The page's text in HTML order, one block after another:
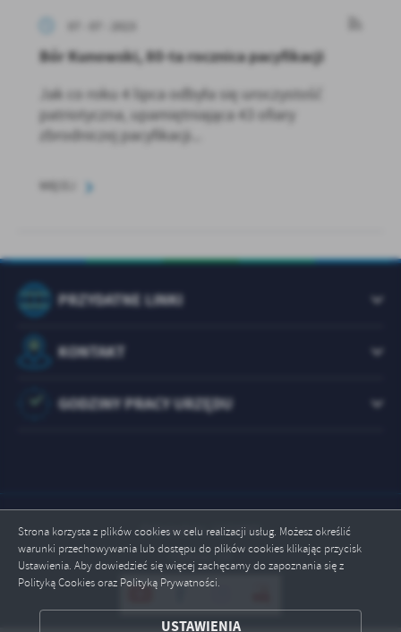
Strona korzysta z plików cookies w celu realizacji usług. Możesz określić
warunki przechowywania lub dostępu do plików cookies klikając przycisk
Ustawienia. Aby dowiedzieć się więcej zachęcamy do zapoznania się z
Polityką Cookies oraz Polityką Prywatności.
USTAWIENIA
ZAPISZ WYBRANE
Bór Kunowski, 80-ta rocznica pacyfikacji
Jak co roku 4 lipca odbyła się uroczystość
patriotyczna, upamiętniająca 43 ofiary
zbrodniczej pacyfikacji...
PRZYDATNE LINKI
KONTAKT
GODZINY PRACY URZĘDU
Odwiedzin: 1073085
Online: 18